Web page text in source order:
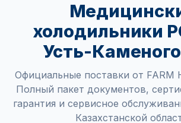
холодильники
Усть-
Официальные поставки от FARM
Полный пакет документов,
гарантия и сервисное
Казахстанской